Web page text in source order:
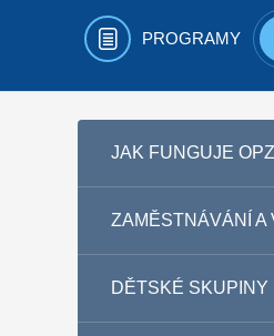
PROGRAMY
JAK FUNGUJE
ZAMĚSTNÁVÁNÍ A
DĚTSKÉ SKUPINY